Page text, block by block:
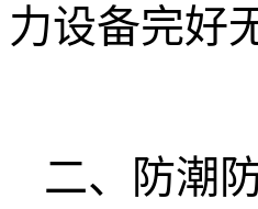
力设备完好
二、防潮